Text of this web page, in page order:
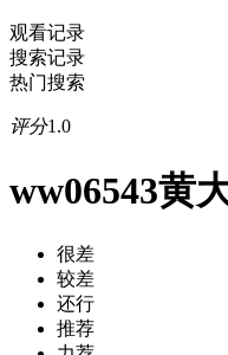
观看记录
搜索记录
热门搜索
评分1.0
ww06543黄
很差
较差
还行
推荐